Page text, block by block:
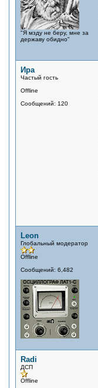
"Я мзду не беру, мне за
державу обидно"
Ира
Частый гость
Offline
Сообщений: 120
Leon
Глобальный модератор
Offline
Сообщений: 6,482
Radi
ДСП
Offline